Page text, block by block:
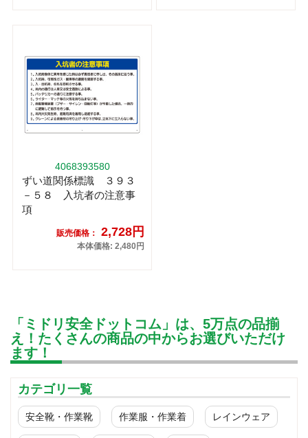
4068393580
ずい道関係標識 ３９３
－５８ 入坑者の注意事
項
販売価格： 2,728円
本体価格: 2,480円
「ミドリ安全ドットコム」は、5万点の品揃
え！たくさんの商品の中からお選びいただけ
ます！
カテゴリ一覧
安全靴・作業靴 作業服・作業着 レインウェア